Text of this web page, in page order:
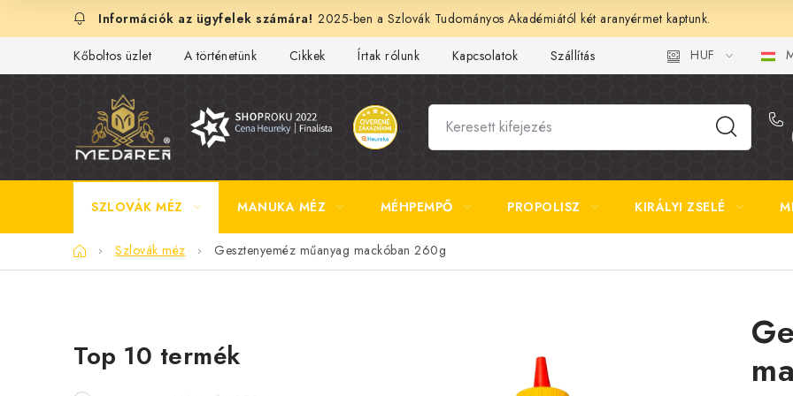
tartalomhoz
2025-ben a Szlovák Tudományos Akadémiától két aranyérmet kaptunk.
Kőboltos üzlet A történetünk Cikkek Írtak rólunk Kapcsolatok Szállítás és fizetés Gyakori kérdések
HUF
SZLOVÁK MÉZ MANUKA MÉZ MÉHPEMPŐ PROPOLISZ KIRÁLYI ZSELÉ
KezdőlapSzlovák méz Gesztenyeméz műanyag mackóban 260g
l
Top 10 termék